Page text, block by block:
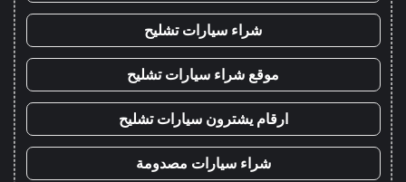
شراء سيارات تشليح
موقع شراء سيارات تشليح
ارقام يشترون سيارات تشليح
شراء سيارات مصدومة